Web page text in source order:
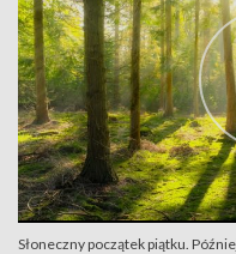
Słoneczny początek piątku.